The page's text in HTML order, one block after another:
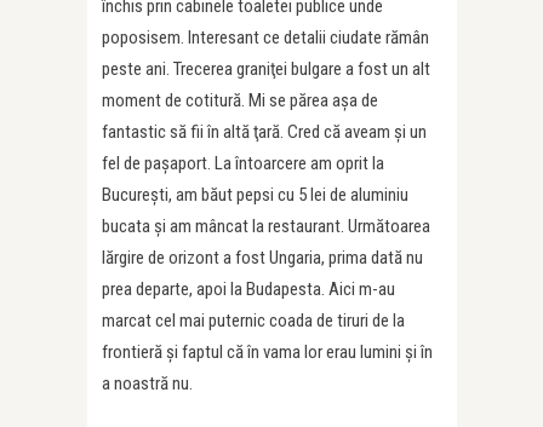
închis prin cabinele toaletei publice unde
poposisem. Interesant ce detalii ciudate rămân
peste ani. Trecerea graniţei bulgare a fost un alt
moment de cotitură. Mi se părea aşa de
fantastic să fii în altă ţară. Cred că aveam şi un
fel de paşaport. La întoarcere am oprit la
Bucureşti, am băut pepsi cu 5 lei de aluminiu
bucata şi am mâncat la restaurant. Următoarea
lărgire de orizont a fost Ungaria, prima dată nu
prea departe, apoi la Budapesta. Aici m-au
marcat cel mai puternic coada de tiruri de la
frontieră şi faptul că în vama lor erau lumini şi în
a noastră nu.